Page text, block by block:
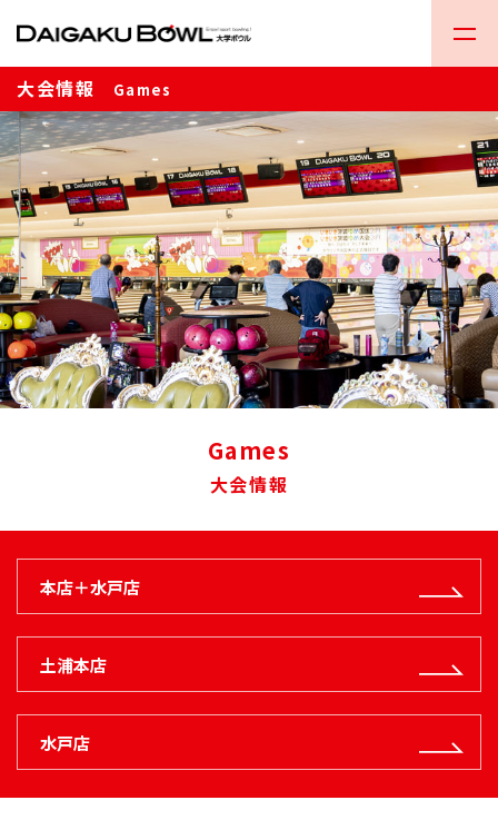
大会情報 Games
Games
大会情報
本店＋水戸店
土浦本店
水戸店